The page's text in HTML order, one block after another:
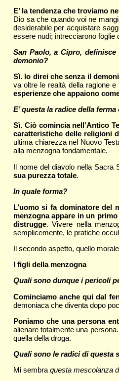
E’ la tendenza che troviamo
Dio sa che quando voi ne
desiderabile per acquistare
essere nudi; intrecciarono foglie
San Paolo, a Cipro,
demonio?
Sì. Io direi che senza il
va oltre le realtà della ragione
esperienze che appaiono
E’ questa la radice della
Sì. Ciò comincia nell’Antico
caratteristiche delle religioni
ultima chiarezza nel Nuovo
alla menzogna fondamentale.
Il nome del diavolo nella Sacra
sua purezza totale.
In quale forma?
L’uomo si fa dominatore del
menzogna appare in un
distrugge. Vivere nella
semplicemente, le pratiche
Il secondo aspetto, quello
I figli della menzogna
Quali sono dunque i pericoli
Cominciamo anche qui dal
demoniaca che diventa dopo
Poniamo che una persona
alienare totalmente una persona.
quella della droga.
Quali sono le radici di questa
Mi sembra questa mescolanza